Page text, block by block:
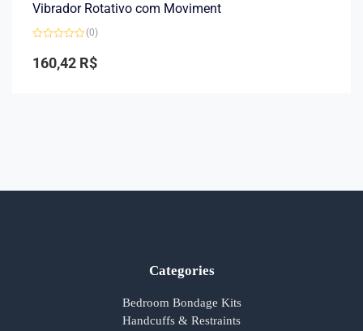
Vibrador Rotativo com Moviment
0
de
(0)
160,42 R$
Categories
Bedroom Bondage Kits
Handcuffs & Restraints